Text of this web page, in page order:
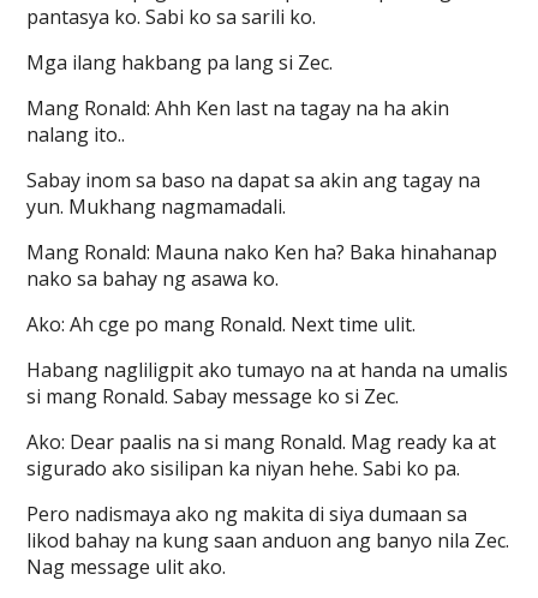
pantasya ko. Sabi ko sa sarili ko.
Mga ilang hakbang pa lang si Zec.
Mang Ronald: Ahh Ken last na tagay na ha akin
nalang ito..
Sabay inom sa baso na dapat sa akin ang tagay na
yun. Mukhang nagmamadali.
Mang Ronald: Mauna nako Ken ha? Baka hinahanap
nako sa bahay ng asawa ko.
Ako: Ah cge po mang Ronald. Next time ulit.
Habang nagliligpit ako tumayo na at handa na umalis
si mang Ronald. Sabay message ko si Zec.
Ako: Dear paalis na si mang Ronald. Mag ready ka at
sigurado ako sisilipan ka niyan hehe. Sabi ko pa.
Pero nadismaya ako ng makita di siya dumaan sa
likod bahay na kung saan anduon ang banyo nila Zec.
Nag message ulit ako.